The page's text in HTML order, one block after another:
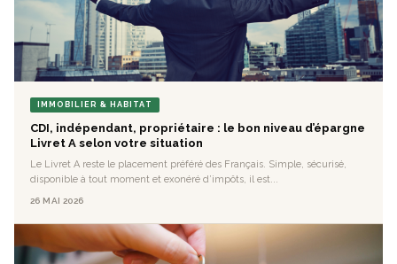
IMMOBILIER & HABITAT
CDI, indépendant, propriétaire : le bon niveau d’épargne
Livret A selon votre situation
Le Livret A reste le placement préféré des Français. Simple, sécurisé,
disponible à tout moment et exonéré d’impôts, il est...
26 MAI 2026